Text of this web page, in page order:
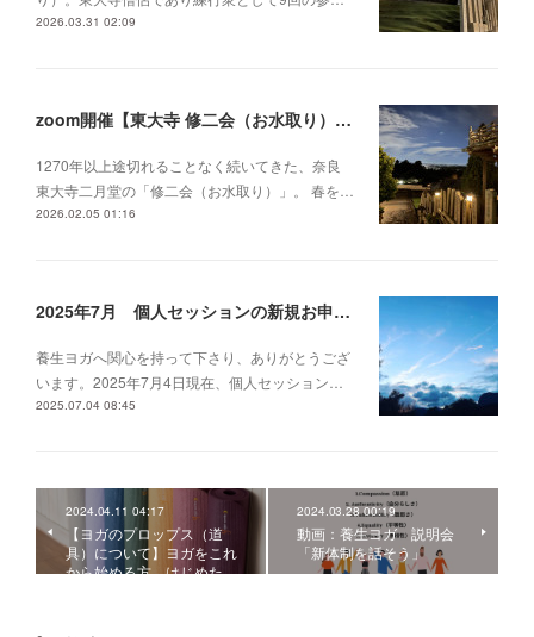
2026.03.31 02:09
zoom開催【東大寺 修二会（お水取り）のお話会 〜祈りに触れる夜〜】
1270年以上途切れることなく続いてきた、奈良
東大寺二月堂の「修二会（お水取り）」。 春を…
2026.02.05 01:16
2025年7月 個人セッションの新規お申し込みについて
養生ヨガへ関心を持って下さり、ありがとうござ
います。2025年7月4日現在、個人セッション…
2025.07.04 08:45
2024.04.11 04:17
【ヨガのプロップス（道
具）について】ヨガをこれ
から始める方、はじめた…
2024.03.28 00:19
動画：養生ヨガ 説明会
「新体制を話そう」